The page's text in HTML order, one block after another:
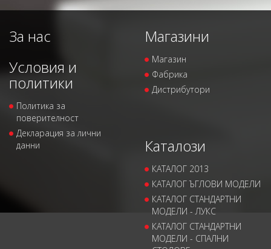
За нас
Условия и
политики
Политика за
поверителност
Декларация за лични
данни
Магазини
Магазин
Фабрика
Дистрибутори
Каталози
КАТАЛОГ 2013
КАТАЛОГ ЪГЛОВИ МОДЕЛИ
КАТАЛОГ СТАНДАРТНИ
МОДЕЛИ - ЛУКС
КАТАЛОГ СТАНДАРТНИ
МОДЕЛИ - СПАЛНИ